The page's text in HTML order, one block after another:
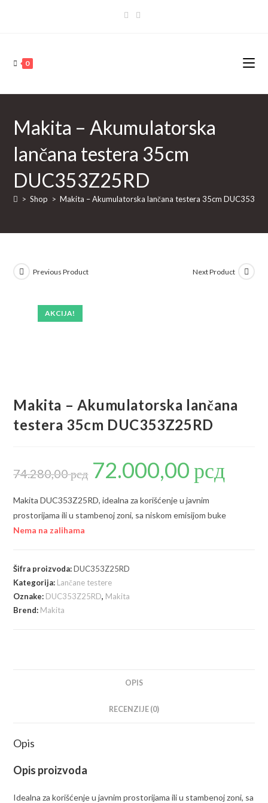
0
Makita – Akumulatorska
lančana testera 35cm
DUC353Z25RD
> Shop > Makita – Akumulatorska lančana testera 35cm
AKCIJA!
Previous Product Next Product
Makita – Akumulatorska lančana
testera 35cm DUC353Z25RD
74.280,00рсд
Originalna
cena
je
74.280,00 рсд.
72.000,00рсдje:
Makita DUC353Z25RD, idealna za korišćenje u javnim
prostorijama ili u stambenoj zoni, sa niskom emisijom buke
Nema na zalihama
Šifra proizvoda:DUC353Z25RD
Kategorija: Lančane testere
Oznake: DUC353Z25RD, Makita
Brend: Makita
OPIS
RECENZIJE (0)
Opis
Opis proizvoda
Idealna za korišćenje u javnim prostorijama ili u stambenoj zoni, sa